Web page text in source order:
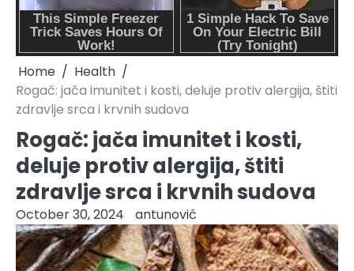
Home
Health
Rogač: jača imunitet i kosti, deluje protiv alergija, štiti
zdravlje srca i krvnih sudova
Rogač: jača imunitet i kosti,
deluje protiv alergija, štiti
zdravlje srca i krvnih sudova
October 30, 2024 antunović